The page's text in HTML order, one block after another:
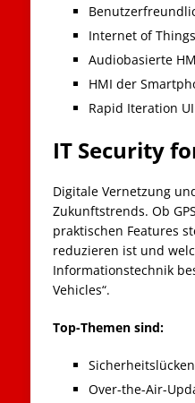
Internet of
Audiobasierte
HMI der
Rapid Iteration
IT Security
Digitale Vernetzung
Zukunftstrends. Ob
praktischen Features
reduzieren ist und
Informationstechnik
Vehicles“.
Top-Themen sind:
Over-the-Air-